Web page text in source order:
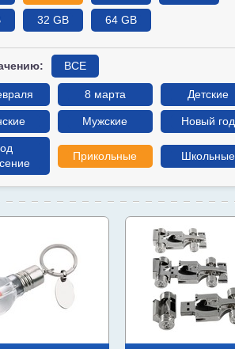
32 GB 64 GB
ВСЕ
8 марта Детские
Мужские Новый год
Прикольные Школьные